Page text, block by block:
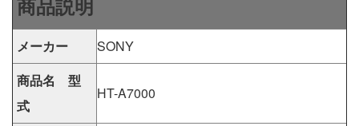
商品説明
メーカー
SONY
商品名 型
式
HT-A7000